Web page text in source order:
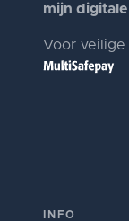
mijn
Voor
INFO